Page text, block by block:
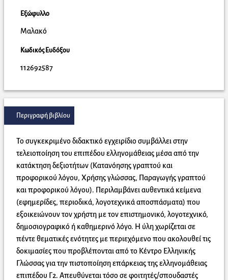
Εξώφυλλο
Μαλακό
Κωδικός Ευδόξου
112692587
Περιγραφή βιβλίου
Το συγκεκριμένο διδακτικό εγχειρίδιο συμβάλλει στην
τελειοποίηση του επιπέδου ελληνομάθειας μέσα από την
κατάκτηση δεξιοτήτων (Κατανόησης γραπτού και
προφορικού λόγου, Χρήσης γλώσσας, Παραγωγής γραπτού
και προφορικού λόγου). Περιλαμβάνει αυθεντικά κείμενα
(εφημερίδες, περιοδικά, λογοτεχνικά αποσπάσματα) που
εξοικειώνουν τον χρήστη με τον επιστημονικό, λογοτεχνικό,
δημοσιογραφικό ή καθημερινό λόγο. Η ύλη χωρίζεται σε
πέντε θεματικές ενότητες με περιεχόμενο που ακολουθεί τις
δοκιμασίες που προβλέπονται από το Κέντρο Ελληνικής
Γλώσσας για την πιστοποίηση επάρκειας της ελληνομάθειας
επιπέδου Γ2. Απευθύνεται τόσο σε φοιτητές/σπουδαστές